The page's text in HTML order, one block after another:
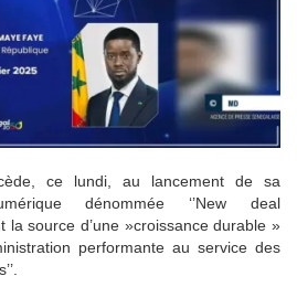
ce lundi, au lancement de sa
dénommée ‘’New deal
la source d’une »croissance durable »
performante au service des